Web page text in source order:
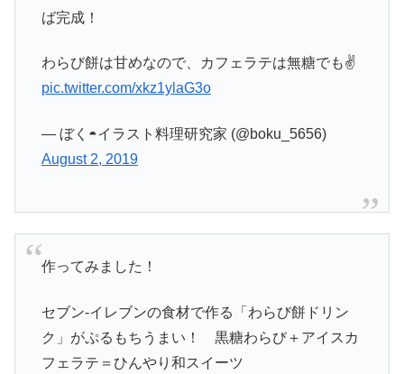
ば完成！
わらび餅は甘めなので、カフェラテは無糖でも✌️
pic.twitter.com/xkz1ylaG3o
— ぼく◓イラスト料理研究家 (@boku_5656)
August 2, 2019
作ってみました！
セブン-イレブンの食材で作る「わらび餅ドリン
ク」がぷるもちうまい！ 黒糖わらび＋アイスカ
フェラテ＝ひんやり和スイーツ